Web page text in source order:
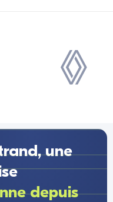
une
depuis